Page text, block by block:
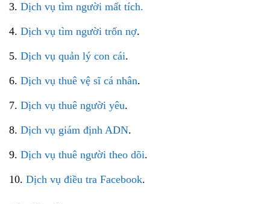
3. Dịch vụ tìm người mất tích.
4. Dịch vụ tìm người trốn nợ.
5. Dịch vụ quản lý con cái.
6. Dịch vụ thuê vệ sĩ cá nhân.
7. Dịch vụ thuê người yêu.
8. Dịch vụ giám định ADN.
9. Dịch vụ thuê người theo dõi.
10. Dịch vụ điều tra Facebook.